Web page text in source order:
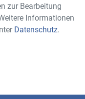
zur Bearbeitung
Informationen
Datenschutz.